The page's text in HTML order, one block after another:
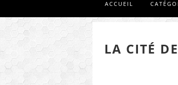
ACCUEIL
LA CITÉ